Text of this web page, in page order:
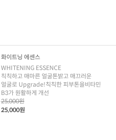
화이트닝 에센스
WHITENING ESSENCE
칙칙하고 매마른 얼굴톤밝고 매끄러운
얼굴로 Upgrade!칙칙한 피부톤을비타민
B3가 원활하게 개선
25,000원
25,000원